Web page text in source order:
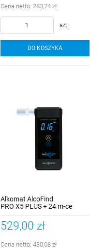
Cena netto: 283,74 zł
szt.
DO KOSZYKA
Alkomat AlcoFind
PRO X5 PLUS + 24 m-ce
kalibracji + 5 lat gwarancji +
100 szt. ustników
529,00 zł
Cena netto: 430,08 zł